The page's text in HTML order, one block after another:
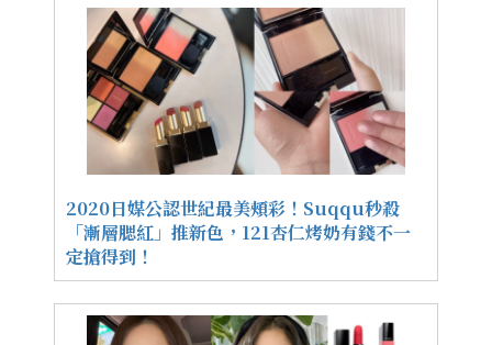
2020日媒公認世紀最美頰彩！Suqqu秒殺
「漸層腮紅」推新色，121杏仁烤奶有錢不一
定搶得到！